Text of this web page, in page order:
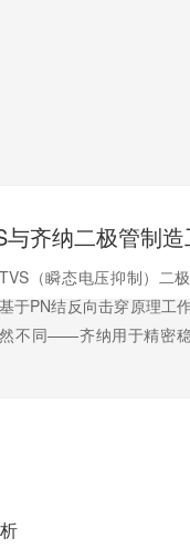
（瞬态电压抑制）二
于PN结反向击穿原理工
不同——齐纳用于精密稳
主要依赖齐纳隧穿效应